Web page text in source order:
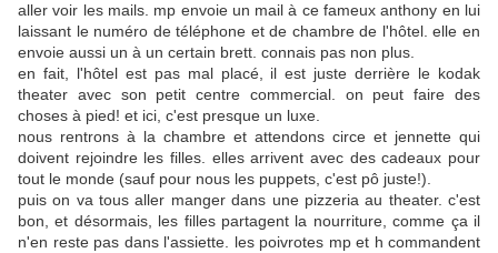
aller voir les mails. mp envoie un mail à ce fameux anthony en lui
laissant le numéro de téléphone et de chambre de l'hôtel. elle en
envoie aussi un à un certain brett. connais pas non plus.
en fait, l'hôtel est pas mal placé, il est juste derrière le kodak
theater avec son petit centre commercial. on peut faire des
choses à pied! et ici, c'est presque un luxe.
nous rentrons à la chambre et attendons circe et jennette qui
doivent rejoindre les filles. elles arrivent avec des cadeaux pour
tout le monde (sauf pour nous les puppets, c'est pô juste!).
puis on va tous aller manger dans une pizzeria au theater. c'est
bon, et désormais, les filles partagent la nourriture, comme ça il
n'en reste pas dans l'assiette. les poivrotes mp et h commandent